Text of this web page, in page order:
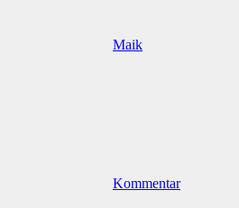
Maik
Kommentar